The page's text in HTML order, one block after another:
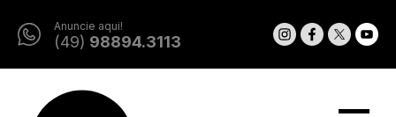
Anuncie aqui!
(49) 98894.3113